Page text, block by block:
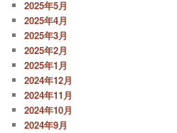
2025年5月
2025年4月
2025年3月
2025年2月
2025年1月
2024年12月
2024年11月
2024年10月
2024年9月